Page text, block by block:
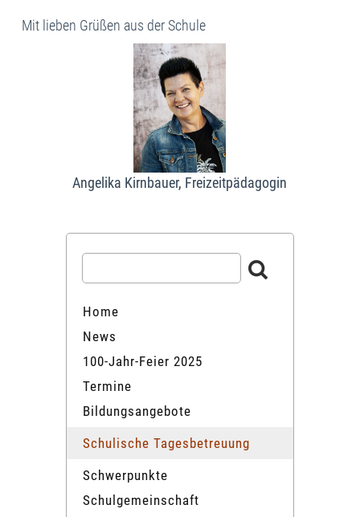
Mit lieben Grüßen aus der Schule
Angelika Kirnbauer, Freizeitpädagogin
Home
News
100-Jahr-Feier 2025
Termine
Bildungsangebote
Schulische Tagesbetreuung
Schwerpunkte
Schulgemeinschaft